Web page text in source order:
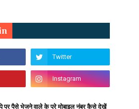
पर पैसे भेजने वाले के पूरे मोबाइल नंबर कैसे देखें